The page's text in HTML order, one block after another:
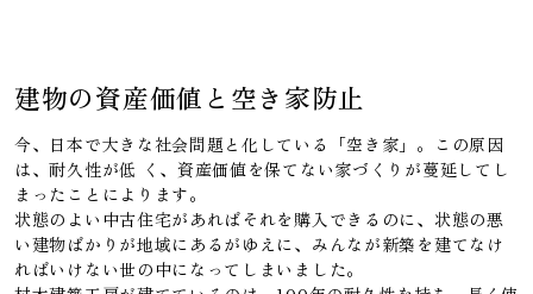
建物の資産価値と空き家防止
今、日本で大きな社会問題と化している「空き家」。この原因
は、耐久性が低 く、資産価値を保てない家づくりが蔓延してし
まったことによります。
状態のよい中古住宅があればそれを購入できるのに、状態の悪
い建物ばかりが地域にあるがゆえに、みんなが新築を建てなけ
ればいけない世の中になってしまいました。